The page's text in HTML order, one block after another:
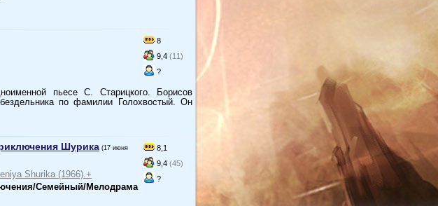
8
9,4 (11)
?
пьесе С. Старицкого. Борисов
по фамилии Голохвостый. Он
8,1
9,4 (45)
?
Шурика (17 июня
Shurika (1966).+
Семейный/Мелодрама